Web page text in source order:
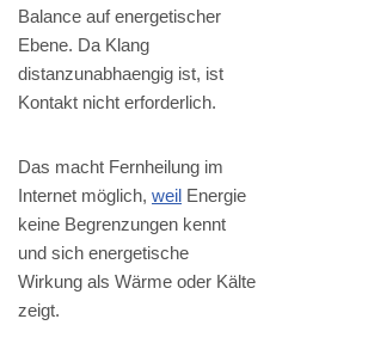
Balance auf energetischer
Ebene. Da Klang
distanzunabhaengig ist, ist
Kontakt nicht erforderlich.
Das macht Fernheilung im
Internet möglich, weil Energie
keine Begrenzungen kennt
und sich energetische
Wirkung als Wärme oder Kälte
zeigt.